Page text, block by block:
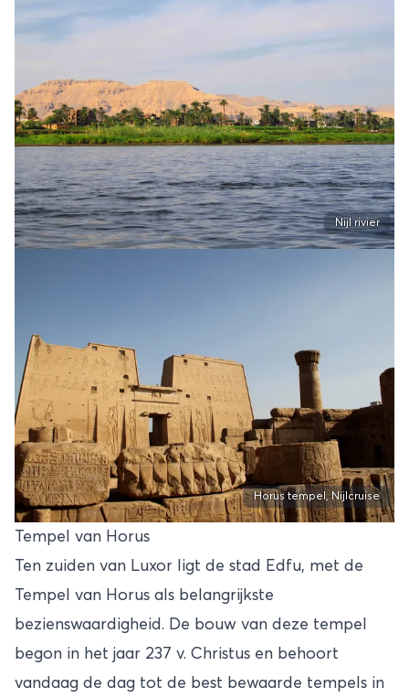
Nijl rivier
Horus tempel, Nijlcruise
Tempel van Horus
Ten zuiden van Luxor ligt de stad Edfu, met de
Tempel van Horus als belangrijkste
bezienswaardigheid. De bouw van deze tempel
begon in het jaar 237 v. Christus en behoort
vandaag de dag tot de best bewaarde tempels in